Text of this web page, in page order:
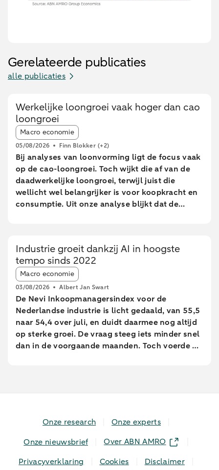
Gerelateerde publicaties
alle publicaties
Werkelijke loongroei vaak hoger dan cao
loongroei
Article tags:
Macro economie
05/08/2026 Finn Blokker (+2)
Bij analyses van loonvorming ligt de focus vaak
op de cao-loongroei. Toch wijkt die af van de
daadwerkelijke loongroei, terwijl juist die
wellicht wel belangrijker is voor koopkracht en
consumptie. Uit onze analyse blijkt dat de
blijkt uit een analyse van geanonimiseerde en
geaggregeerde transactiegegevens.
Industrie groeit dankzij AI in hoogste
tempo sinds 2022
Article tags:
Macro economie
03/08/2026 Albert Jan Swart
De Nevi Inkoopmanagersindex voor de
Nederlandse industrie is licht gedaald, van 55,5
naar 54,4 over juli, en duidt daarmee nog altijd
op sterke groei. De vraag steeg iets minder snel
dan in de voorgaande maanden. Toch voerde de
Onze research
Onze experts
Onze nieuwsbrief
Over ABN AMRO
Privacyverklaring
Cookies Disclaimer